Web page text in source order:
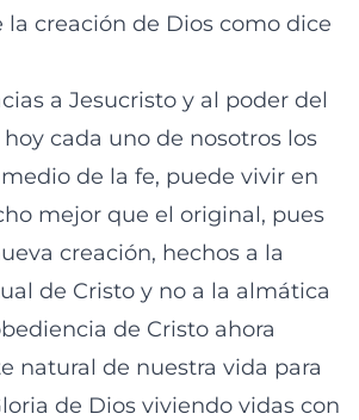
la creación de Dios como dice
a Jesucristo y al poder del
cada uno de nosotros los
de la fe, puede vivir en
mejor que el original, pues
creación, hechos a la
de Cristo y no a la almática
de Cristo ahora
natural de nuestra vida para
de Dios viviendo vidas con